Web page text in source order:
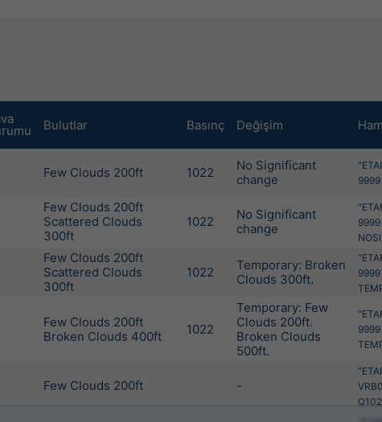
Bulutlar Basınç Değişim Ham
Few Clouds 200ft 1022
No Significant
change
Few Clouds 200ft
Scattered Clouds
300ft
1022
No Significant
change
Few Clouds 200ft
Scattered Clouds
300ft
1022
Temporary: Broken
Clouds 300ft.
Few Clouds 200ft
Broken Clouds 400ft
1022
Temporary: Few
Clouds 200ft.
Broken Clouds
500ft.
Few Clouds 200ft -